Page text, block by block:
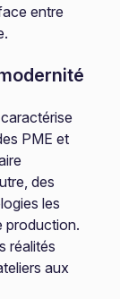
entre
PME et
des
les
production.
réalités
aux